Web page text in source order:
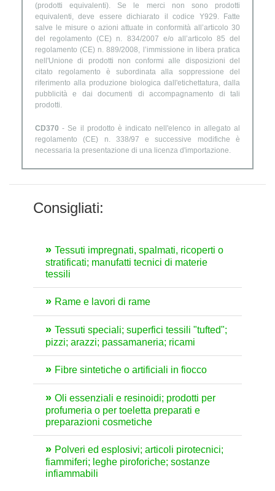
(prodotti equivalenti). Se le merci non sono prodotti
equivalenti, deve essere dichiarato il codice Y929. Fatte
salve le misure o azioni attuate in conformità all’articolo 30
del regolamento (CE) n. 834/2007 e/o all’articolo 85 del
regolamento (CE) n. 889/2008, l’immissione in libera pratica
nell'Unione di prodotti non conformi alle disposizioni del
citato regolamento è subordinata alla soppressione del
riferimento alla produzione biologica dall'etichettatura, dalla
pubblicità e dai documenti di accompagnamento di tali
prodotti.
CD370 - Se il prodotto è indicato nell'elenco in allegato al
regolamento (CE) n. 338/97 e successive modifiche è
necessaria la presentazione di una licenza d'importazione.
Consigliati:
Tessuti impregnati, spalmati, ricoperti o
stratificati; manufatti tecnici di materie
tessili
Rame e lavori di rame
Tessuti speciali; superfici tessili "tufted";
pizzi; arazzi; passamaneria; ricami
Fibre sintetiche o artificiali in fiocco
Oli essenziali e resinoidi; prodotti per
profumeria o per toeletta preparati e
preparazioni cosmetiche
Polveri ed esplosivi; articoli pirotecnici;
fiammiferi; leghe piroforiche; sostanze
infiammabili